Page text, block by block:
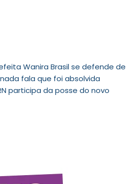
Wanira Brasil se defende de
fala que foi absolvida
participa da posse do novo